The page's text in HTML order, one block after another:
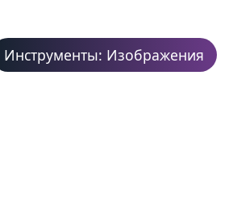
Инструменты: Изображения